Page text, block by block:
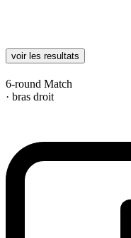
voir les resultats
6-round Match
· bras droit